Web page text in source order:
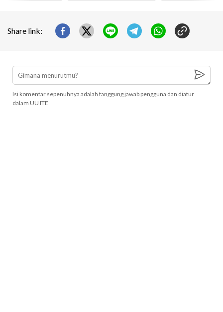
Share link:
Isi komentar sepenuhnya adalah tanggung jawab pengguna dan diatur
dalam UU ITE